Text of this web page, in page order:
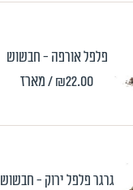
פלפל אורפה - חבשוש
₪22.00/ מארז
גרגר פלפל ירוק - חבשוש